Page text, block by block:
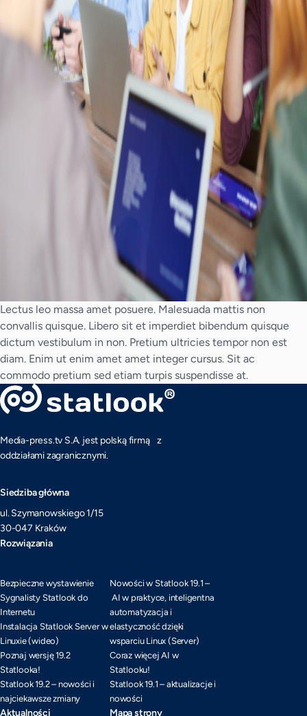
Lectus leo massa amet posuere. Malesuada mattis non
convallis quisque. Libero sit et imperdiet bibendum quisque
dictum vestibulum in non. Pretium ultricies tempor non est
diam. Enim ut enim amet amet integer cursus. Sit ac
commodo pretium sed etiam turpis suspendisse at.
Media-press.tv S.A. jest polską firmą z
oddziałami zagranicznymi.
Siedziba główna
ul. Szymanowskiego 1/15
30-047 Kraków
Rozwiązania
Bezpieczne wystawienie
Sygnalisty Statlook do
Internetu
Instalacja Statlook Server w
Linuxie (wideo)
Poznaj wersję 19.2
Statlooka!
Statlook 19.2 – nowości i
najciekawsze zmiany
Nowości w Statlook 19.1 –
AI w praktyce, inteligentna
automatyzacja i
elastyczność dzięki
wsparciu Linux (Server)
Coraz więcej AI w
Statlooku!
Statlook 19.1 – aktualizacje i
nowości
Aktualności Mapa strony